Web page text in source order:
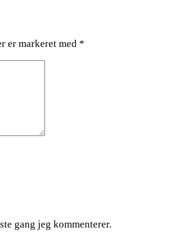
er markeret med *
gang jeg kommenterer.